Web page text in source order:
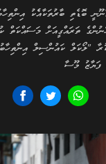
10، 2021: ގާނޫނީ ބޮޑެތި ބާރުތަކާއެެކު
ތަރައްގީއަށް މަސައްކަތް
ފަޔާޒު މޫސާ